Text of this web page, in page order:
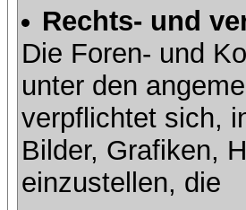
Rechts- und
Die Foren- und
unter den
verpflichtet sich,
Bilder, Grafiken,
einzustellen, die